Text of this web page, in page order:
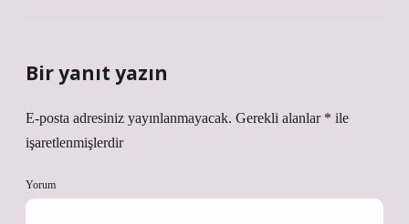
Bir yanıt yazın
E-posta adresiniz yayınlanmayacak. Gerekli alanlar * ile
işaretlenmişlerdir
Yorum